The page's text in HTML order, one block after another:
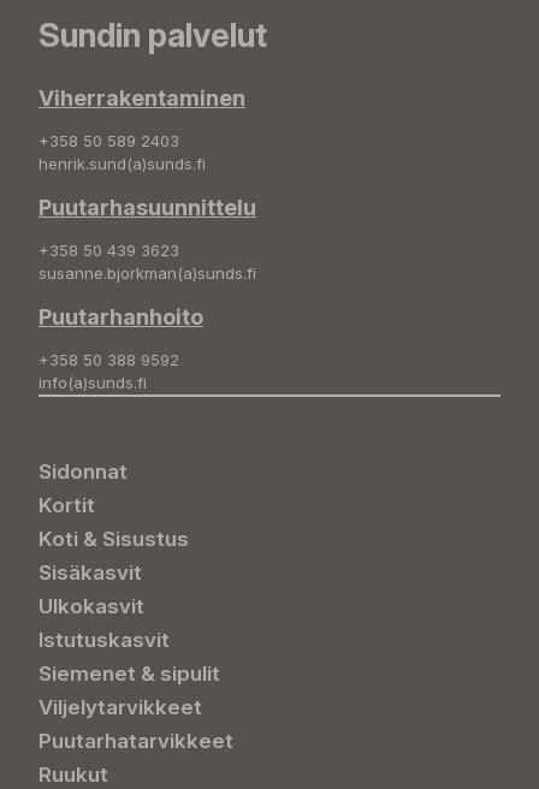
Sundin palvelut
Viherrakentaminen
+358 50 589 2403
henrik.sund(a)sunds.fi
Puutarhasuunnittelu
+358 50 439 3623
susanne.bjorkman(a)sunds.fi
Puutarhanhoito
+358 50 388 9592
info(a)sunds.fi
Sidonnat
Kortit
Koti & Sisustus
Sisäkasvit
Ulkokasvit
Istutuskasvit
Siemenet & sipulit
Viljelytarvikkeet
Puutarhatarvikkeet
Ruukut